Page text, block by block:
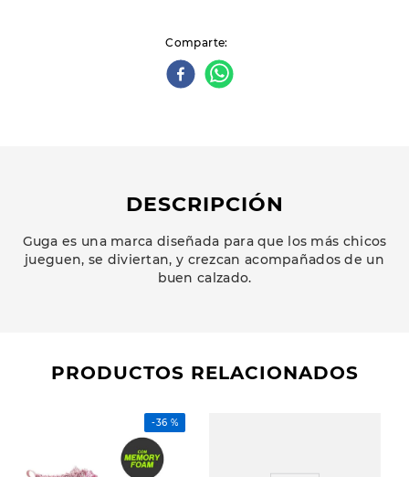
Comparte
DESCRIPCIÓN
Guga es una marca diseñada para que los más chicos
jueguen, se diviertan, y crezcan acompañados de un
buen calzado.
PRODUCTOS RELACIONADOS
-36 %